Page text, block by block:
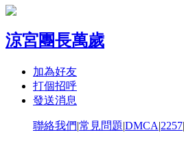
涼宮團長萬歲
加為好友
打個招呼
發送消息
聯絡我們|常見問題|DMCA|2257|